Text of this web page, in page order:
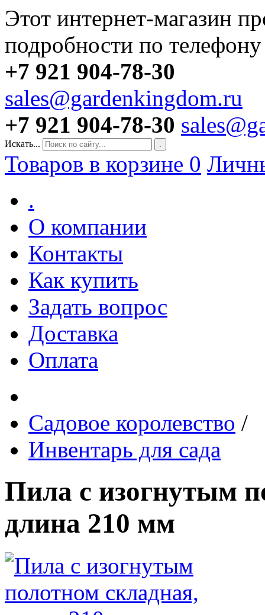
Этот интернет-магазин
подробности по телефону
+7 921 904-78-30
sales@gardenkingdom.ru
+7 921 904-78-30
Искать... .
Товаров в корзине 0
.
О компании
Контакты
Как купить
Задать вопрос
Доставка
Оплата
Садовое королевство /
Инвентарь для сада
Пила с изогнутым
длина 210 мм